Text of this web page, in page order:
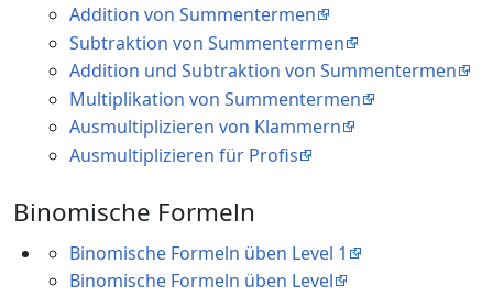
Addition von Summentermen
Subtraktion von Summentermen
Addition und Subtraktion von Summentermen
Multiplikation von Summentermen
Ausmultiplizieren von Klammern
Ausmultiplizieren für Profis
Binomische Formeln
Binomische Formeln üben Level 1
Binomische Formeln üben Level